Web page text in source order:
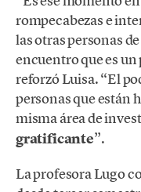
rompecabezas e
las otras personas
encuentro que es
reforzó Luisa. “El
personas que están
misma área de
gratificante”.
La profesora Lugo